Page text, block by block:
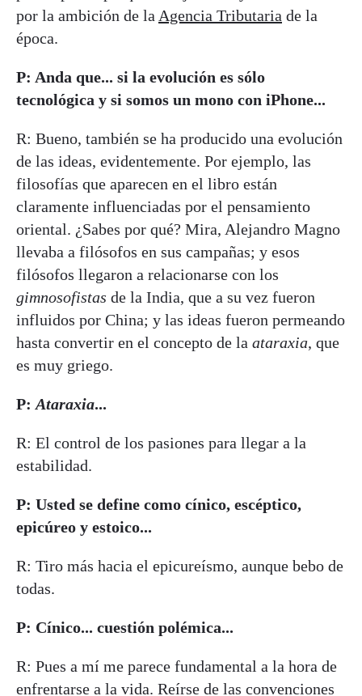
por la ambición de la Agencia Tributaria de la
época.
P: Anda que... si la evolución es sólo
tecnológica y si somos un mono con iPhone...
R: Bueno, también se ha producido una evolución
de las ideas, evidentemente. Por ejemplo, las
filosofías que aparecen en el libro están
claramente influenciadas por el pensamiento
oriental. ¿Sabes por qué? Mira, Alejandro Magno
llevaba a filósofos en sus campañas; y esos
filósofos llegaron a relacionarse con los
gimnosofistas de la India, que a su vez fueron
influidos por China; y las ideas fueron permeando
hasta convertir en el concepto de la ataraxia, que
es muy griego.
P: Ataraxia...
R: El control de los pasiones para llegar a la
estabilidad.
P: Usted se define como cínico, escéptico,
epicúreo y estoico...
R: Tiro más hacia el epicureísmo, aunque bebo de
todas.
P: Cínico... cuestión polémica...
R: Pues a mí me parece fundamental a la hora de
enfrentarse a la vida. Reírse de las convenciones